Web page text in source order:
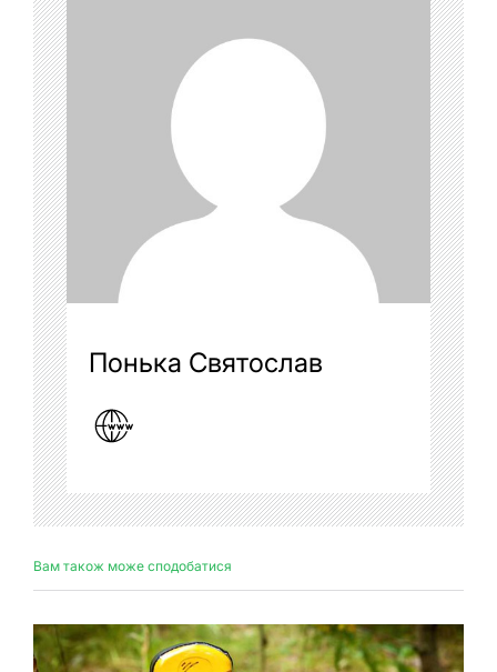
Понька Святослав
Вам також може сподобатися